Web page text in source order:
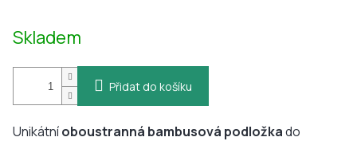
cena:
Skladem
Přidat do košíku
Unikátníoboustranná bambusová podložkado